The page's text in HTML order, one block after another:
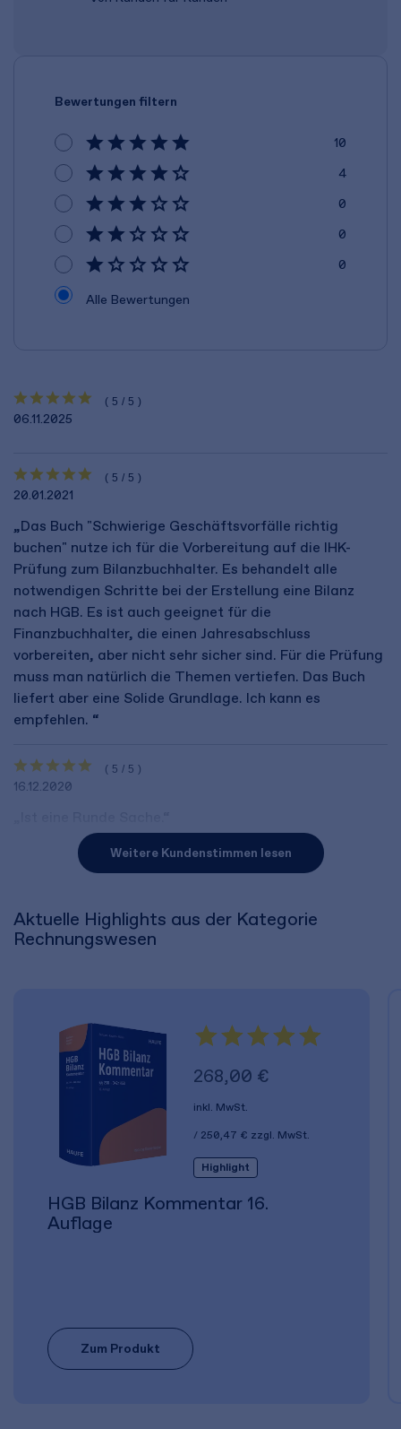
Bewertungen filtern
10
4
0
0
0
Alle Bewertungen
(5/5)
06.11.2025
(5/5)
20.01.2021
„Das Buch "Schwierige Geschäftsvorfälle richtig
buchen" nutze ich für die Vorbereitung auf die IHK-
Prüfung zum Bilanzbuchhalter. Es behandelt alle
notwendigen Schritte bei der Erstellung eine Bilanz
nach HGB. Es ist auch geeignet für die
Finanzbuchhalter, die einen Jahresabschluss
vorbereiten, aber nicht sehr sicher sind. Für die Prüfung
muss man natürlich die Themen vertiefen. Das Buch
liefert aber eine Solide Grundlage. Ich kann es
empfehlen. “
(5/5)
16.12.2020
Weitere Kundenstimmen lesen
Aktuelle Highlights aus der Kategorie
Rechnungswesen
268,00 €
inkl. MwSt.
250,47 € zzgl. MwSt.
Highlight
HGB Bilanz Kommentar 16.
Auflage
Zum Produkt